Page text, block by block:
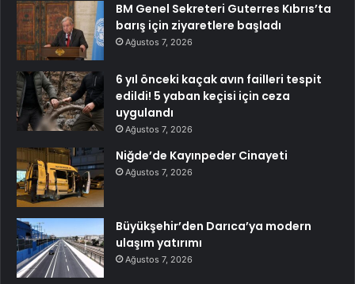
BM Genel Sekreteri Guterres Kıbrıs’ta
barış için ziyaretlere başladı
Ağustos 7, 2026
6 yıl önceki kaçak avın failleri tespit
edildi! 5 yaban keçisi için ceza
uygulandı
Ağustos 7, 2026
Niğde’de Kayınpeder Cinayeti
Ağustos 7, 2026
Büyükşehir’den Darıca’ya modern
ulaşım yatırımı
Ağustos 7, 2026